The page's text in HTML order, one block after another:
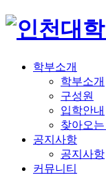
학부소개
학부소개
구성원
입학안내
찾아오는
공지사항
공지사항
커뮤니티